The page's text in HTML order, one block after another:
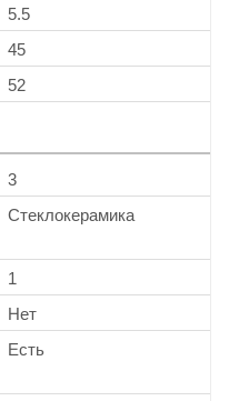
5.5
45
52
3
Стеклокерамика
1
Нет
Есть